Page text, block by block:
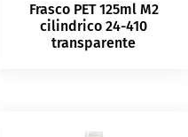
Frasco PET 125ml M2
cilindrico 24-410
transparente